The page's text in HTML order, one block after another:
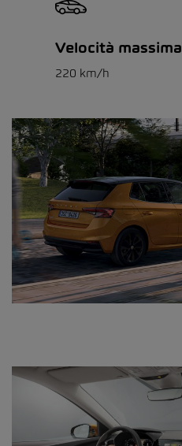
Velocità massima
220 km/h